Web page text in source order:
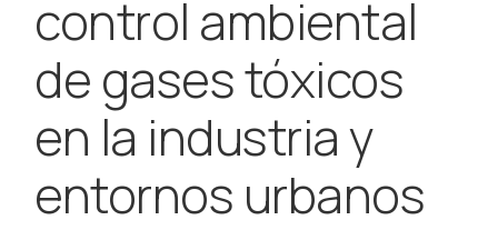
control ambiental
de gases tóxicos
en la industria y
entornos urbanos